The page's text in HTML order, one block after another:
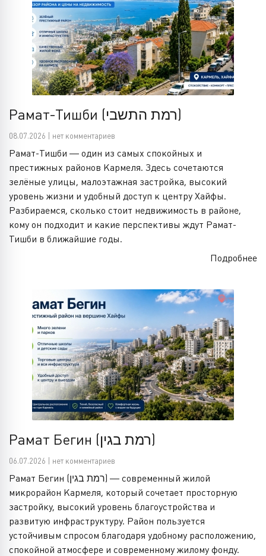
Рамат-Тишби (רמת התשבי)
08.07.2026 | нет комментариев
Рамат-Тишби — один из самых спокойных и
престижных районов Кармеля. Здесь сочетаются
зелёные улицы, малоэтажная застройка, высокий
уровень жизни и удобный доступ к центру Хайфы.
Разбираемся, сколько стоит недвижимость в районе,
кому он подходит и какие перспективы ждут Рамат-
Тишби в ближайшие годы.
Подробнее
Рамат Бегин (רמת בגין)
06.07.2026 | нет комментариев
Рамат Бегин (רמת בגין) — современный жилой
микрорайон Кармеля, который сочетает просторную
застройку, высокий уровень благоустройства и
развитую инфраструктуру. Район пользуется
устойчивым спросом благодаря удобному расположению,
спокойной атмосфере и современному жилому фонду.